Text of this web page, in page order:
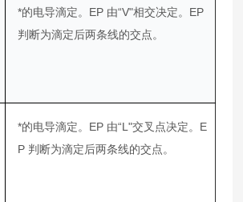
*的电导滴定。EP 由“V"相交决定。EP
判断为滴定后两条线的交点。
*的电导滴定。EP 由“L"交叉点决定。E
P 判断为滴定后两条线的交点。